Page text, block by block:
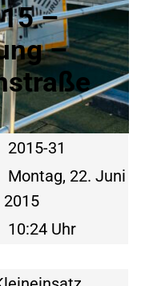
–
–
2015-31
Montag, 22. Juni
2015
10:24 Uhr